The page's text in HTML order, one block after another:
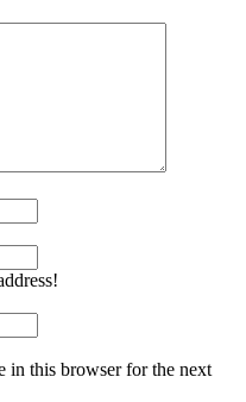
in this browser for the next